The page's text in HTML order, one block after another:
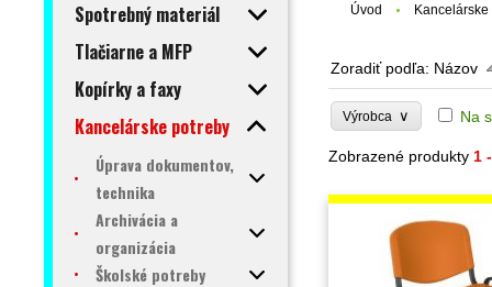
Spotrebný materiál
Tlačiarne a MFP
Kopírky a faxy
Kancelárske potreby
Úprava dokumentov,
technika
Archivácia a
organizácia
Školské potreby
Úvod
Zoradiť podľa: Názov
Výrobca ∨ Na
Zobrazené produkty 1